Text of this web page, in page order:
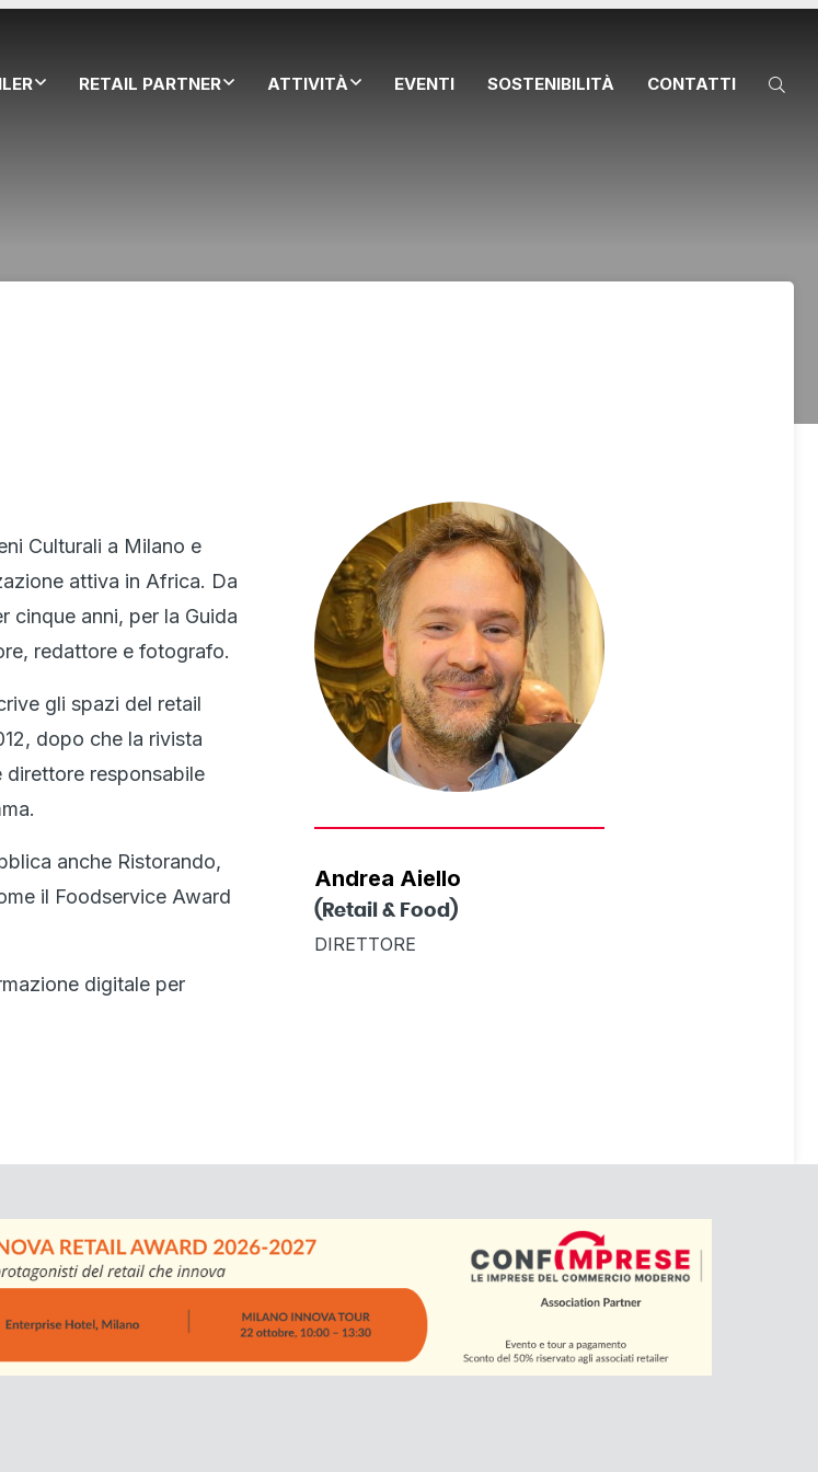
RETAIL PARTNER ATTIVITÀ EVENTI SOSTENIBILITÀ CONTATTI
Andrea Aiello
(Retail & Food)
DIRETTORE
Culturali a Milano e
attiva in Africa. Da
cinque anni, per la Guida
redattore e fotografo.
gli spazi del retail
dopo che la rivista
responsabile
anche Ristorando,
il Foodservice Award
digitale per